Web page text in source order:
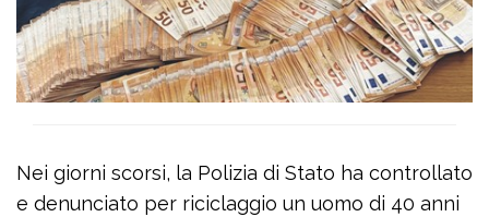
Nei giorni scorsi, la Polizia di Stato ha controllato
e denunciato per riciclaggio un uomo di 40 anni